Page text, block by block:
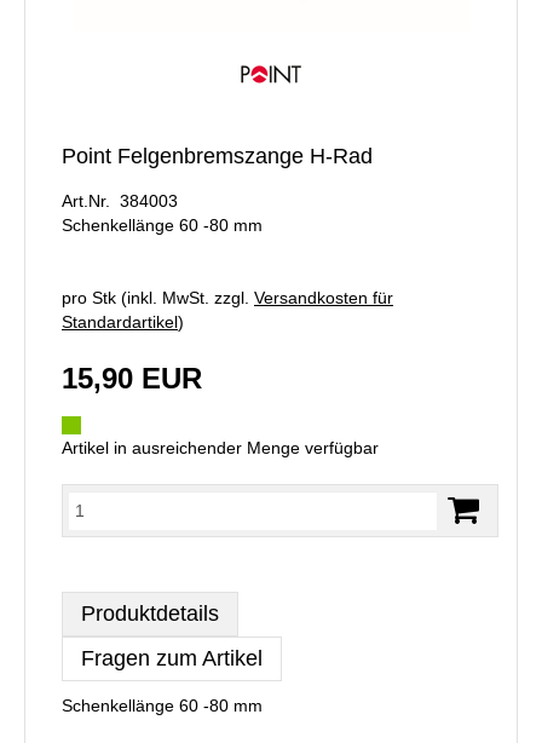
Point Felgenbremszange H-Rad
Art.Nr. 384003
Schenkellänge 60 -80 mm
pro Stk (inkl. MwSt. zzgl. Versandkosten für
Standardartikel)
15,90 EUR
Artikel in ausreichender Menge verfügbar
Produktdetails
Fragen zum Artikel
Schenkellänge 60 -80 mm